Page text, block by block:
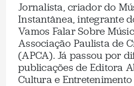
Jornalista, criador do
Instantânea, integrante
Vamos Falar Sobre
Associação Paulista de
(APCA). Já passou por
publicações de Editora
Cultura e